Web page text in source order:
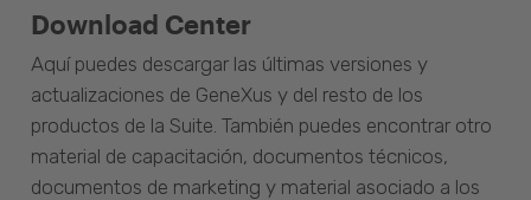
Download Center
Aquí puedes descargar las últimas versiones y
actualizaciones de GeneXus y del resto de los
productos de la Suite. También puedes encontrar otro
material de capacitación, documentos técnicos,
documentos de marketing y material asociado a los